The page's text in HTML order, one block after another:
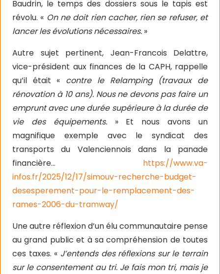
Baudrin, le temps des dossiers sous le tapis est
révolu. « On ne doit rien cacher, rien se refuser, et
lancer les évolutions nécessaires. »
Autre sujet pertinent, Jean-Francois Delattre,
vice-président aux finances de la CAPH, rappelle
qu’il était « contre le Relamping (travaux de
rénovation à 10 ans). Nous ne devons pas faire un
emprunt avec une durée supérieure à la durée de
vie des équipements. » Et nous avons un
magnifique exemple avec le syndicat des
transports du Valenciennois dans la panade
financière… https://www.va-
infos.fr/2025/12/17/simouv-recherche-budget-
desesperement-pour-le-remplacement-des-
rames-2006-du-tramway/
Une autre réflexion d’un élu communautaire pense
au grand public et à sa compréhension de toutes
ces taxes. « J’entends des réflexions sur le terrain
sur le consentement au tri. Je fais mon tri, mais je